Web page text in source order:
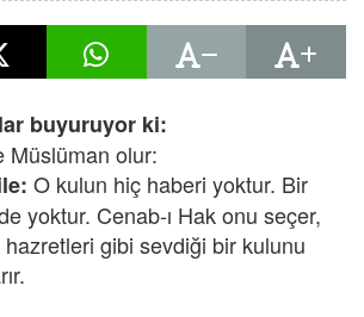
buyuruyor ki:
Müslüman olur:
O kulun hiç haberi yoktur. Bir
yoktur. Cenab-ı Hak onu seçer,
hazretleri gibi sevdiği bir kulunu